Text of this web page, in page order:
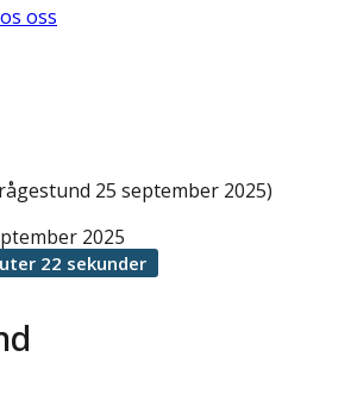
oss
25 september 2025)
2025
22 sekunder